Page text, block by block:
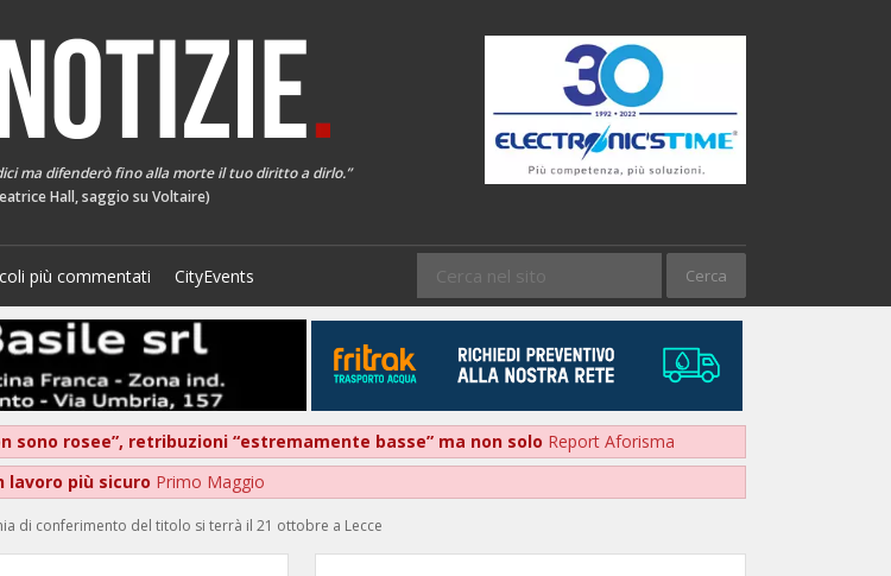
ma difenderò fino alla morte il tuo diritto a dirlo.”
Hall, saggio su Voltaire)
più commentati CityEvents
sono rosee”, retribuzioni “estremamente basse” ma non solo Report Aforisma
lavoro più sicuro Primo Maggio
di conferimento del titolo si terrà il 21 ottobre a Lecce